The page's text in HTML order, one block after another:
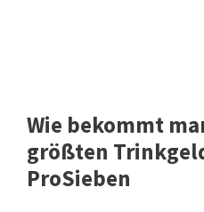
Wie bekommt
größten
ProSieben